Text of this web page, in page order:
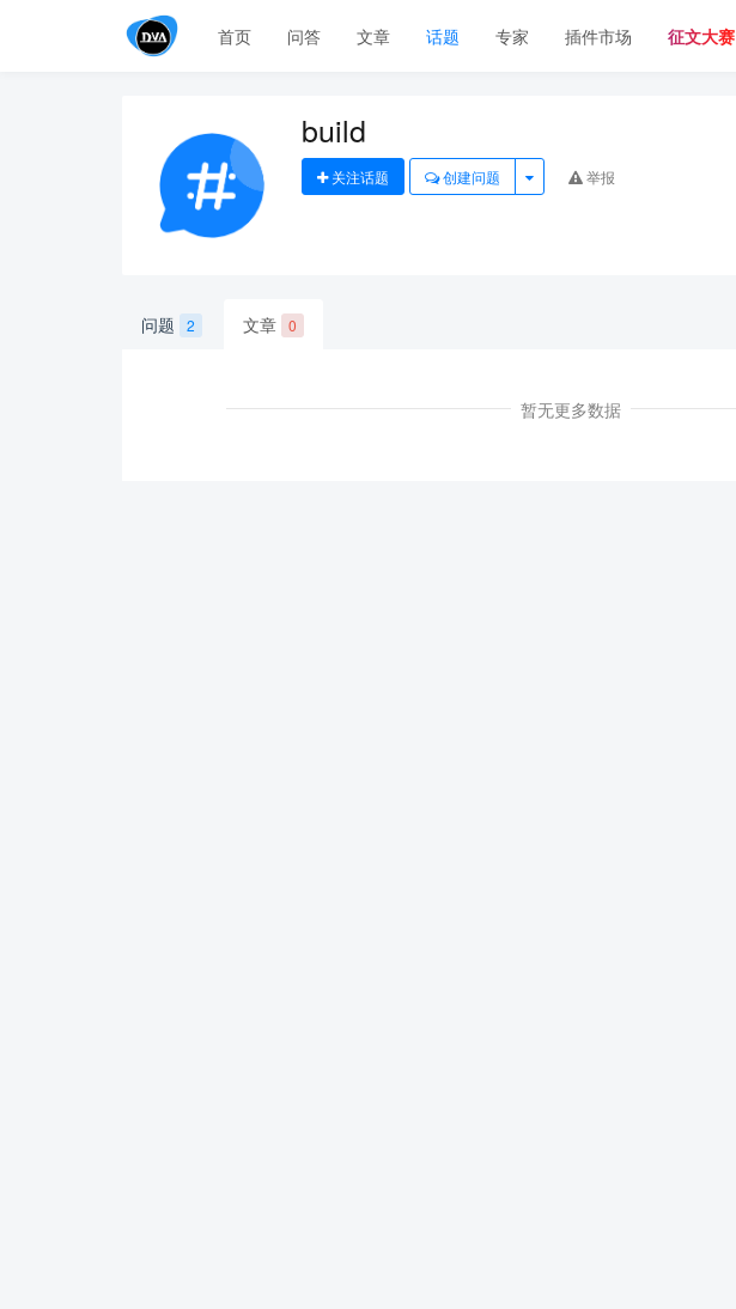
首页 问答 文章 话题 专家 插件市场 征文大赛
build
关注话题 创建问题 举报
问题 2 文章 0
暂无更多数据